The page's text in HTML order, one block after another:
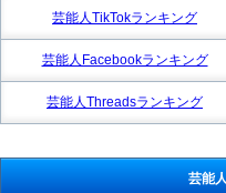
芸能人TikTokランキング
芸能人Facebookランキング
芸能人Threadsランキング
芸能